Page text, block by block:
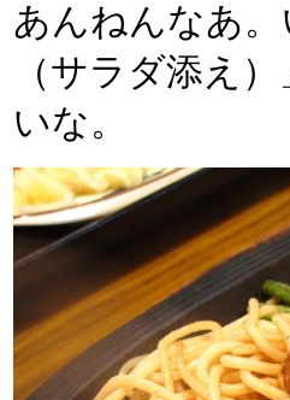
あんねんなあ
（サラダ添え
いな。